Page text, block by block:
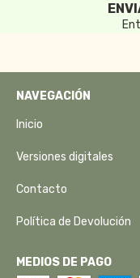
NAVEGACIÓN
Inicio
Versiones digitales
Contacto
Política de Devolución
MEDIOS DE PAGO